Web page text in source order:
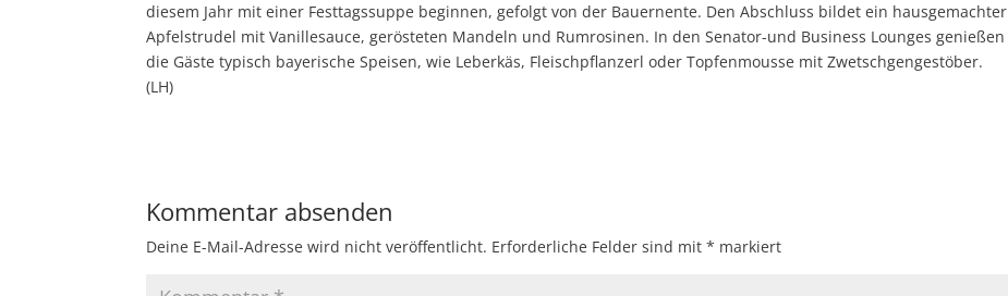
diesem Jahr mit einer Festtagssuppe beginnen, gefolgt von der Bauernente. Den Abschluss bildet ein hausgemachter
Apfelstrudel mit Vanillesauce, gerösteten Mandeln und Rumrosinen. In den Senator-und Business Lounges genießen
die Gäste typisch bayerische Speisen, wie Leberkäs, Fleischpflanzerl oder Topfenmousse mit Zwetschgengestöber.
(LH)
Kommentar absenden
Deine E-Mail-Adresse wird nicht veröffentlicht. Erforderliche Felder sind mit* markiert